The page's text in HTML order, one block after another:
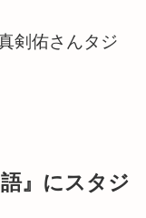
剣佑さんタジ
』にスタジ